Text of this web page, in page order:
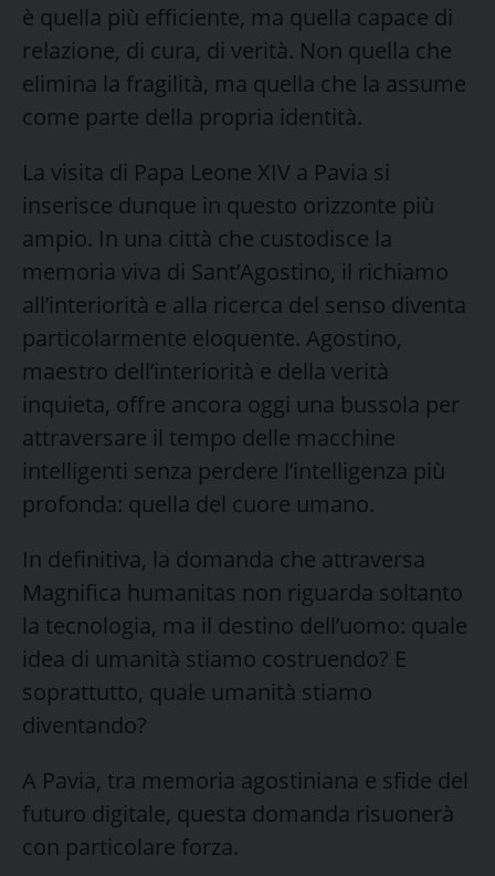
è quella più efficiente, ma quella capace di
relazione, di cura, di verità. Non quella che
elimina la fragilità, ma quella che la assume
come parte della propria identità.
La visita di Papa Leone XIV a Pavia si
inserisce dunque in questo orizzonte più
ampio. In una città che custodisce la
memoria viva di Sant’Agostino, il richiamo
all’interiorità e alla ricerca del senso diventa
particolarmente eloquente. Agostino,
maestro dell’interiorità e della verità
inquieta, offre ancora oggi una bussola per
attraversare il tempo delle macchine
intelligenti senza perdere l’intelligenza più
profonda: quella del cuore umano.
In definitiva, la domanda che attraversa
Magnifica humanitas non riguarda soltanto
la tecnologia, ma il destino dell’uomo: quale
idea di umanità stiamo costruendo? E
soprattutto, quale umanità stiamo
diventando?
A Pavia, tra memoria agostiniana e sfide del
futuro digitale, questa domanda risuonerà
con particolare forza.